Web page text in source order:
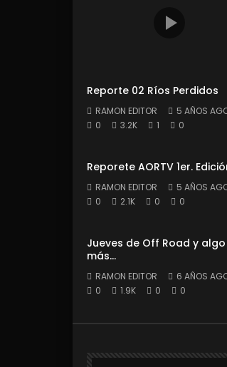
Reporte 02 Ríos Perdidos
RAMON EDITOR
5 AÑOS
0
3.2K 1 0
Reporete AORTV 1er.
RAMON EDITOR
5 AÑOS
0
2.1K 0 0
Jueves de Off Road y algo
más…
RAMON EDITOR
6 AÑOS
0
1.9K 0 0